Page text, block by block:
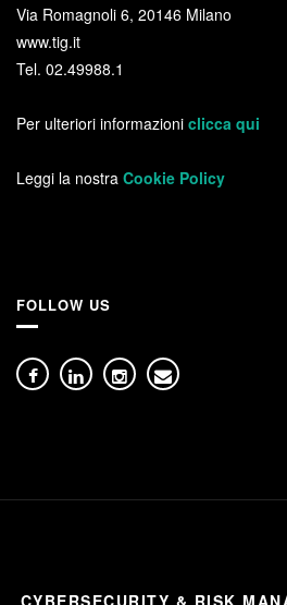
Via Romagnoli 6, 20146 Milano
www.tig.it
Tel. 02.49988.1
Per ulteriori informazioni clicca qui
Leggi la nostra Cookie Policy
FOLLOW US